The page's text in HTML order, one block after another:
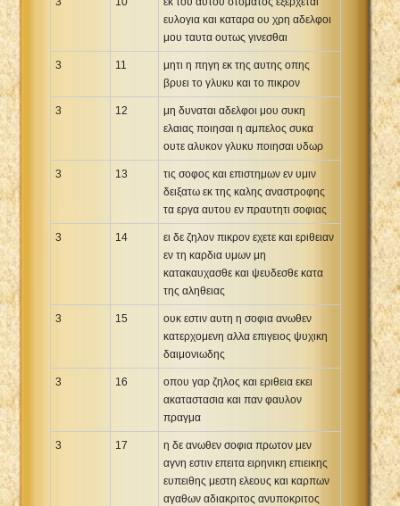
ευλογια και καταρα ου χρη αδελφοι
μου ταυτα ουτως γινεσθαι
3 11
μητι η πηγη εκ της αυτης οπης
βρυει το γλυκυ και το πικρον
3 12
μη δυναται αδελφοι μου συκη
ελαιας ποιησαι η αμπελος συκα
ουτε αλυκον γλυκυ ποιησαι υδωρ
3 13
τις σοφος και επιστημων εν υμιν
δειξατω εκ της καλης αναστροφης
τα εργα αυτου εν πραυτητι σοφιας
3 14
ει δε ζηλον πικρον εχετε και εριθειαν
εν τη καρδια υμων μη
κατακαυχασθε και ψευδεσθε κατα
της αληθειας
3 15
ουκ εστιν αυτη η σοφια ανωθεν
κατερχομενη αλλα επιγειος ψυχικη
δαιμονιωδης
3 16
οπου γαρ ζηλος και εριθεια εκει
ακαταστασια και παν φαυλον
πραγμα
3 17
η δε ανωθεν σοφια πρωτον μεν
αγνη εστιν επειτα ειρηνικη επιεικης
ευπειθης μεστη ελεους και καρπων
αγαθων αδιακριτος ανυποκριτος